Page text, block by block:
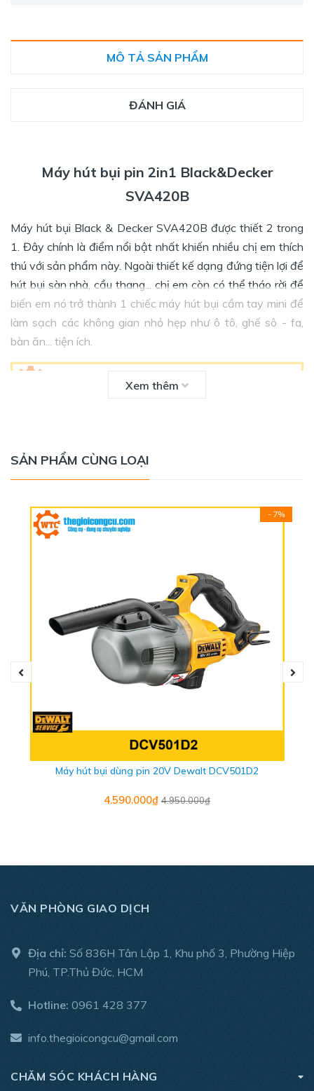
MÔ TẢ SẢN PHẨM
ĐÁNH GIÁ
Máy hút bụi pin 2in1 Black&Decker
SVA420B
Máy hút bụi Black & Decker SVA420B được thiết 2 trong
1. Đây chính là điểm nổi bật nhất khiến nhiều chị em thích
thú với sản phẩm này. Ngoài thiết kế dạng đứng tiện lợi để
hút bụi sàn nhà, cầu thang... chị em còn có thể tháo rời để
biến em nó trở thành 1 chiếc máy hút bụi cầm tay mini để
làm sạch các không gian nhỏ hẹp như ô tô, ghế sô - fa,
bàn ăn... tiện ích.
Sản phẩm dùng pin nên dễ dàng di chuyển đến những nơi
có diện tích hẹp, hay ở bất cứ ngóc ngách nào trong căn
phòng nhà bạn. Là sản phẩm hữu dụng không thể thiếu
cho gia đình bạn giúp căn nhà luôn sạch sẽ thoáng mát.
Máy có chế độ Intelligent Boost cho phép tăng công suất
hút lên để lấy mảnh vụn triệt để, thiết kế vòi phun hở trên
Xem thêm
SẢN PHẨM CÙNG LOẠI
- 7%
Máy hút bụi dùng pin 20V Dewalt DCV501D2
4.590.000₫ 4.950.000₫
VĂN PHÒNG GIAO DỊCH
Địa chỉ: Số 836H Tân Lập 1, Khu phố 3, Phường Hiệp
Phú, TP.Thủ Đức, HCM
Hotline: 0961 428 377
info.thegioicongcu@gmail.com
CHĂM SÓC KHÁCH HÀNG